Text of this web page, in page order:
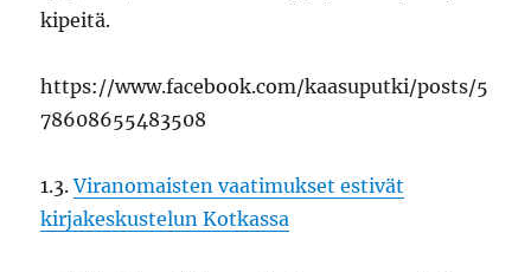
kipeitä.
https://www.facebook.com/kaasuputki/posts/5
78608655483508
1.3.Viranomaisten vaatimukset estivät
kirjakeskustelun Kotkassa